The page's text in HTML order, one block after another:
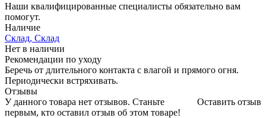
Наши квалифицированные специалисты обязательно вам
помогут.
Наличие
Склад, Склад
Нет в наличии
Рекомендации по уходу
Беречь от длительного контакта с влагой и прямого огня.
Периодически встряхивать.
Отзывы
Оставить отзыв
У данного товара нет отзывов. Станьте
первым, кто оставил отзыв об этом товаре!